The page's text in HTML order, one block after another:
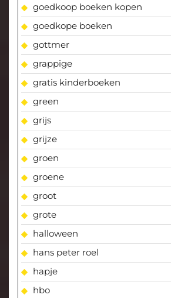
goedkoop boeken kopen
goedkope boeken
gottmer
grappige
gratis kinderboeken
green
grijs
grijze
groen
groene
groot
grote
halloween
hans peter roel
hapje
hbo